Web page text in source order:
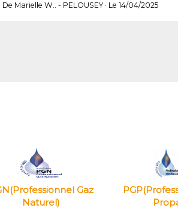
De Marielle W.. - PELOUSEY · Le 14/04/2025
Gaz
Naturel)